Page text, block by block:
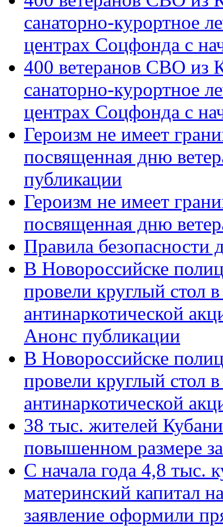
санаторно-курортное
центрах Соцфонда с
400 ветеранов СВО из
санаторно-курортное
центрах Соцфонда с
Героизм не имеет
посвященная дню
публикации
Героизм не имеет
посвященная дню
Правила безопасности
В Новороссийске
провели круглый стол
антинаркотической
Анонс публикации
В Новороссийске
провели круглый стол
антинаркотической
38 тыс. жителей
повышенном размере
С начала года 4,8 тыс.
материнский капитал
заявление оформили